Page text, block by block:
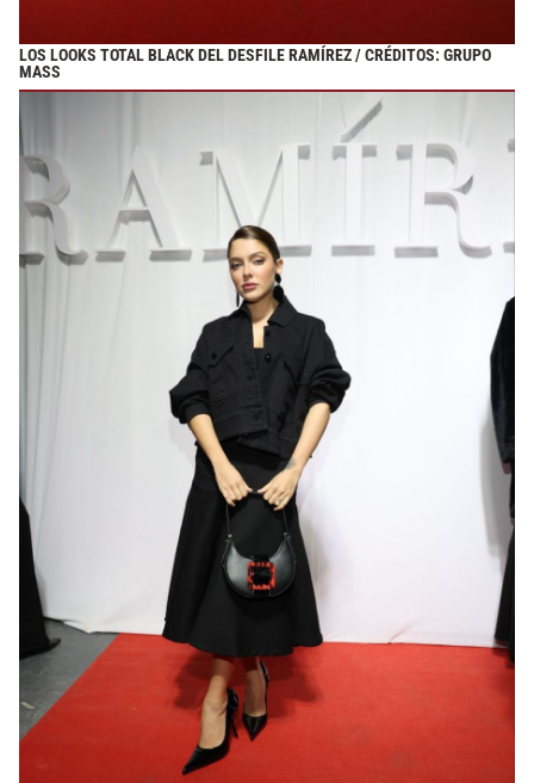
LOS LOOKS TOTAL BLACK DEL DESFILE RAMÍREZ / CRÉDITOS: GRUPO
MASS